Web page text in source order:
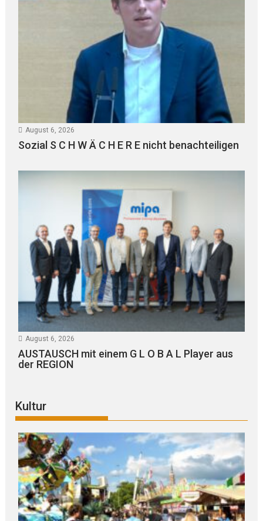
August 6, 2026
Sozial S C H W Ä C H E R E nicht benachteiligen
August 6, 2026
AUSTAUSCH mit einem G L O B A L Player aus
der REGION
Kultur